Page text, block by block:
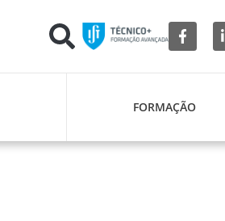
FORMAÇÃO